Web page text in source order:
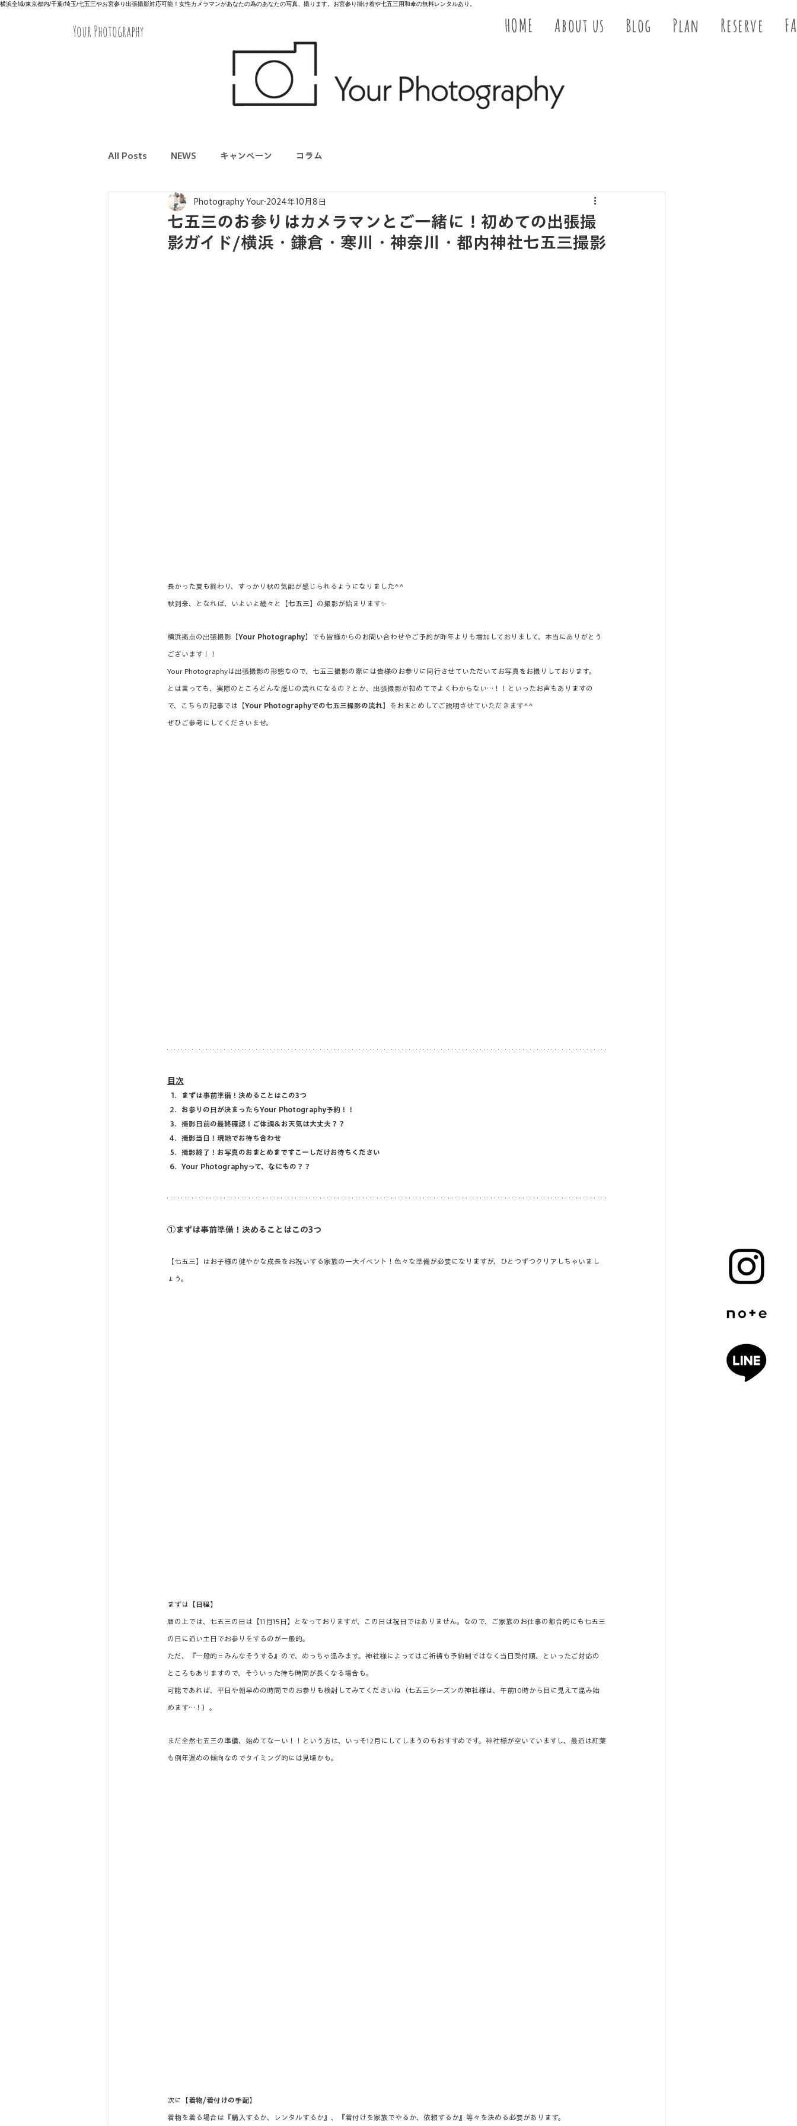
横浜全域/東京都内/千葉/埼玉/七五三やお宮参り出張撮影対応可能！女性カメラマンがあなたの為のあなたの写真、撮ります。お宮参り掛け着や七五三用和傘の無料レンタルあり。
Your Photography HOME About us Blog Plan Reserve
All Posts NEWS キャンペーン コラム
七五三のお参りはカメラマンとご一緒に！初めての出張撮
影ガイド/横浜・鎌倉・寒川・神奈川・都内神社七五三撮影
Photography Your 2024年10月8日
長かった夏も終わり、すっかり秋の気配が感じられるようになりました^^
秋到来、となれば、いよいよ続々と【七五三 】の撮影が始まります✨
横浜拠点の出張撮影【Your Photography】でも皆様からのお問い合わせやご予約が昨年よりも増加しておりまして、本当にありがとう
ございます！！
Your Photographyは出張撮影の形態なので、七五三撮影の際には皆様のお参りに同行させていただいてお写真をお撮りしております。
とは言っても、実際のところどんな感じの流れになるの？とか、出張撮影が初めてでよくわからない…！！といったお声もありますの
で、こちらの記事では【Your Photographyでの七五三撮影の流れ 】をおまとめしてご説明させていただきます^^
ぜひご参考にしてくださいませ。
目次
まずは事前準備！決めることはこの3つ
お参りの日が決まったらYour Photography予約！！
撮影日前の最終確認！ご体調＆お天気は大丈夫？？
撮影当日！現地でお待ち合わせ
撮影終了！お写真のおまとめまですこーしだけお待ちください
Your Photographyって、なにもの？？
①まずは事前準備！決めることはこの3つ
【七五三】はお子様の健やかな成長をお祝いする家族の一大イベント！色々な準備が必要になりますが、ひとつずつクリアしちゃいまし
ょう。
まずは 【日程】
暦の上では、七五三の日は【11月15日】となっておりますが、この日は祝日ではありません。なので、ご家族のお仕事の都合的にも七五三
の日に近い土日でお参りをするのが一般的。
ただ、『一般的＝みんなそうする』ので、めっちゃ混みます。神社様によってはご祈祷も予約制ではなく当日受付順、といったご対応の
ところもありますので、そういった待ち時間が長くなる場合も。
可能であれば、平日や朝早めの時間でのお参りも検討してみてくださいね（七五三シーズンの神社様は、午前10時から目に見えて混み始
めます…！）。
まだ全然七五三の準備、始めてなーい！！という方は、いっそ12月にしてしまうのもおすすめです。神社様が空いていますし、最近は紅葉
も例年遅めの傾向なのでタイミング的には見頃かも。
次に 【着物/着付けの手配】
着物を着る場合は『購入するか、レンタルするか』、『着付けを家族でやるか、依頼するか』等々を決める必要があります。